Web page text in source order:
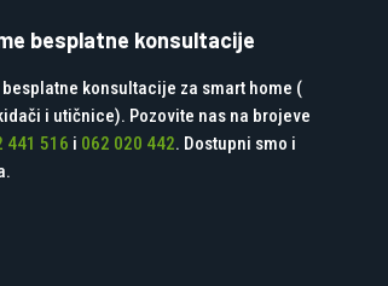
besplatne konsultacije
konsultacije za smart home (
i utičnice). Pozovite nas na brojeve
441 516 i 062 020 442. Dostupni smo i